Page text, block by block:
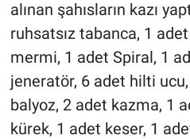
alınan şahısların kazı
ruhsatsız tabanca, 1
mermi, 1 adet Spiral, 1
jeneratör, 6 adet hilti
balyoz, 2 adet kazma, 1
kürek, 1 adet keser, 1